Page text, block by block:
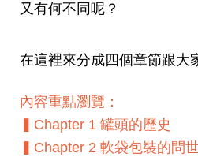
又有何不同呢？
在這裡來分成四個章節跟大
內容重點瀏覽：
▍Chapter 1 罐頭的歷史
Chapter 2 軟袋包裝的問